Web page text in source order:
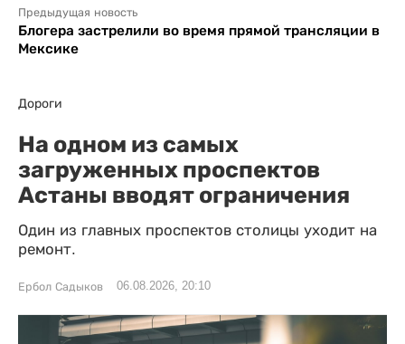
Предыдущая новость
Блогера застрелили во время прямой трансляции в
Мексике
Дороги
На одном из самых
загруженных проспектов
Астаны вводят ограничения
Один из главных проспектов столицы уходит на
ремонт.
Ербол Садыков 06.08.2026, 20:10